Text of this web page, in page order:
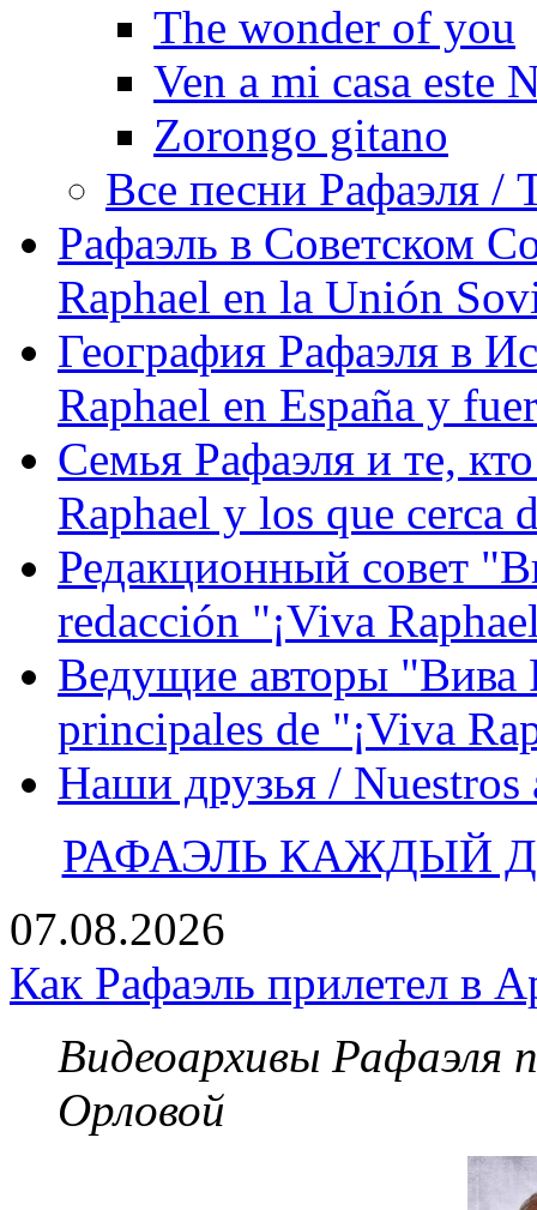
The wonder of you
Ven a mi casa este
Zorongo gitano
Все песни Рафаэля /
Рафаэль в Советском
Raphael en la Unión
География Рафаэля в
Raphael en España y
Семья Рафаэля и те,
Raphael y los que cerca
Редакционный совет
redacción "¡Viva
Ведущие авторы "Вива
principales de "¡Viva
Наши друзья / Nuestros
РАФАЭЛЬ КАЖДЫЙ
07.08.2026
Как Рафаэль прилетел в
Видеоархивы Рафаэля
Орловой